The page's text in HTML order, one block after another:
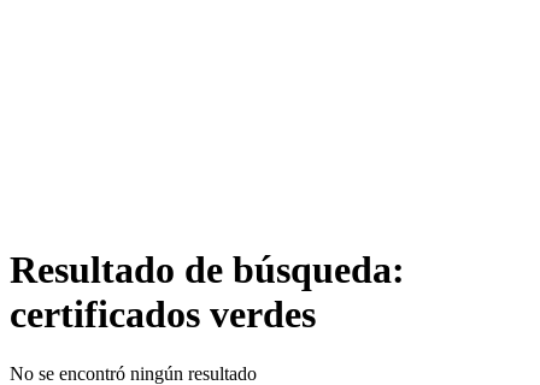
Resultado de búsqueda:
certificados verdes
No se encontró ningún resultado